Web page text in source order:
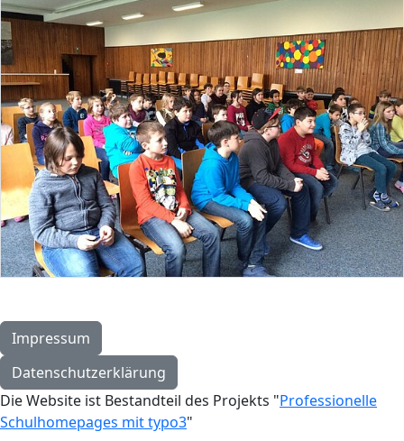
Impressum
Datenschutzerklärung
Die Website ist Bestandteil des Projekts "Professionelle
Schulhomepages mit typo3"